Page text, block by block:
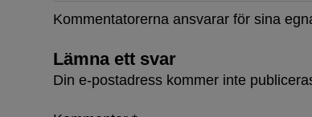
Kommentatorerna ansvarar för sina
Lämna ett svar
Din e-postadress kommer inte